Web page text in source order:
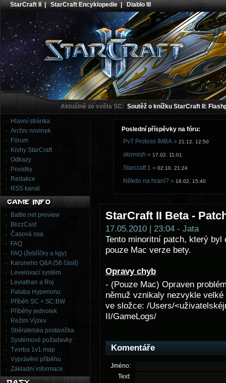
StarCraft II |StarCraft Encyklopedie|Diablo III
Aktuálně ze světa SC: Soutěž o knížku StarCraft II:
Hlavní stránka
Archiv novinek
Fórum
Knihy StarCraft
Odkazy
Povídky
Redakce
RSS kanál
Battle.net preview
BlizzCast
Časová osa
FAQ
FAQ (žebříčky a ligy)
Karuneho Q&A (56 částí)
Levelovací systém
Leviathan a Roj
Paluba Hyperionu
Příběh SC + SC:BW
Příběhy jednotek
Režim Výzev
Sběratelská postavička
Systémové požadavky
Tvorba 1v1 map
Vyprávění příběhu
Základní informace
Poslední příspěvky na fóru:
PvT Protoss IMBA » 21.12. 12:50
skirmish » 17.02. 11:01
Starcraft 1 » 02.10. 21:24
Někdo na hraní? » 16.02. 15:40
StarCraft II Beta -
17.05.2010 | 23:04 - Jata
Tento minoritní patch, který
pouze Mac verze bety.
Opravy chyb
- (Pouze Mac) Opraven
němuž vznikaly nezvykle
ve složce: /Users/
II/GameLogs/
Komentáře
Jméno:
Text: